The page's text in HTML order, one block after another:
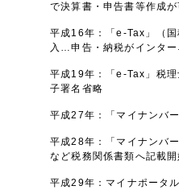
で決算書・申告書等作成
平成16年：「e-Tax」（
入…申告・納税がインター
平成19年：「e-Tax」税
子署名省略
平成27年：「マイナンバ
平成28年：「マイナンバ
など税務関係書類へ記載
平成29年：マイナポータ